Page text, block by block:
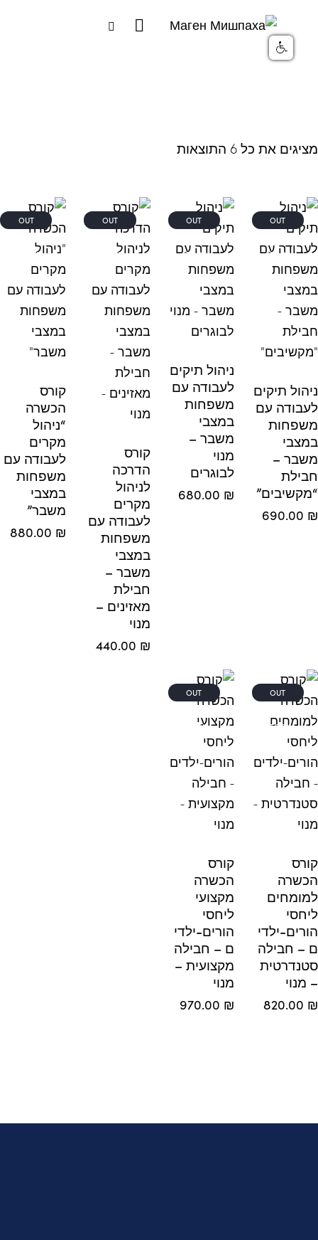
את כל ⁦6⁩ התוצאות
OUT
OF
STOCK
תיקים
עם
–
OUT
OF
STOCK
ניהול תיקים
לעבודה עם
משפחות
במצבי
משבר –
מנוי
לבוגרים
680.00
OUT
STOCK
קורס
הדרכה
לניהול
מקרים
לעבודה עם
משפחות
במצבי
משבר –
חבילת
מאזינים –
מנוי
440.00
OUT
STOCK
קורס
הכשרה
“ניהול
מקרים
לעבודה עם
משפחות
במצבי
משבר”
880.00
OUT
STOCK
ילדי
חבילה
OUT
STOCK
קורס
הכשרה
מקצועי
ליחסי
הורים-ילדי
ם – חבילה
מקצועית –
מנוי
970.00